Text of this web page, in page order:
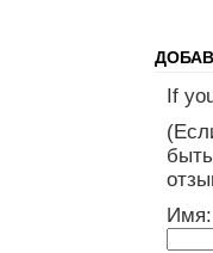
If
Имя: